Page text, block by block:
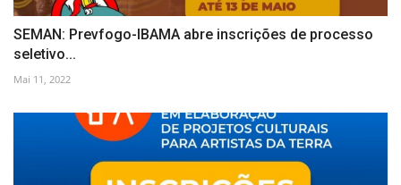
SEMAN: Prevfogo-IBAMA abre inscrições de processo
seletivo...
Mai 11, 2022